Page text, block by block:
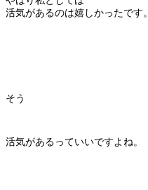
活気があるのは嬉しかったです。
そう
活気があるっていいですよね。